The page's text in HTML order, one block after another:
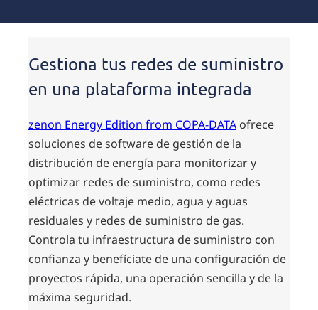
Gestiona tus redes de suministro
en una plataforma integrada
zenon Energy Edition from COPA-DATA ofrece
soluciones de software de gestión de la
distribución de energía para monitorizar y
optimizar redes de suministro, como redes
eléctricas de voltaje medio, agua y aguas
residuales y redes de suministro de gas.
Controla tu infraestructura de suministro con
confianza y benefíciate de una configuración de
proyectos rápida, una operación sencilla y de la
máxima seguridad.